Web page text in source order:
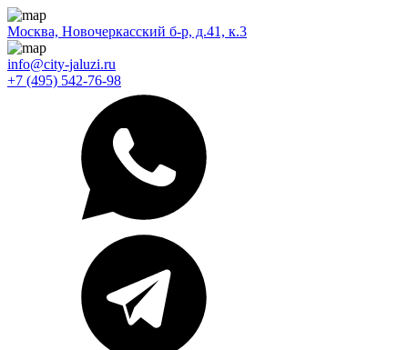
Москва, Новочеркасский б-р, д.41, к.3
info@city-jaluzi.ru
+7 (495) 542-76-98